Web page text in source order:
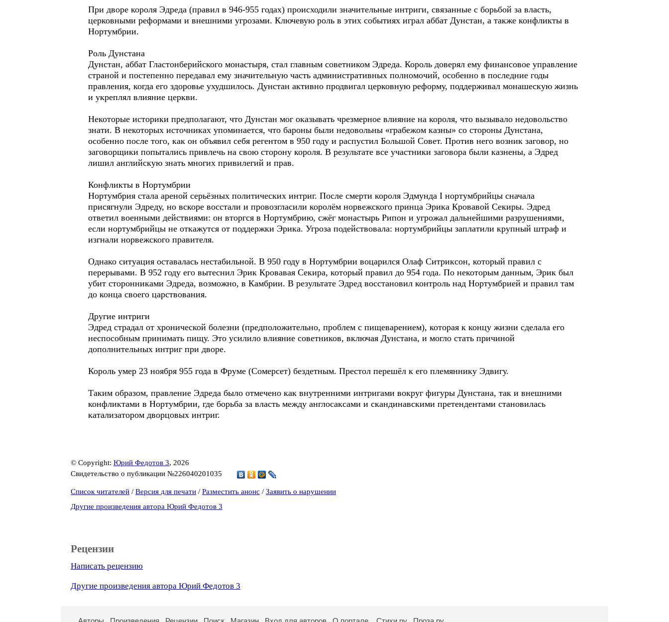
При дворе короля Эдреда (правил в 946-955 годах) происходили значительные интриги, связанные с борьбой за власть,
церковными реформами и внешними угрозами. Ключевую роль в этих событиях играл аббат Дунстан, а также конфликты в
Нортумбрии.
Роль Дунстана
Дунстан, аббат Гластонберийского монастыря, стал главным советником Эдреда. Король доверял ему финансовое управление
страной и постепенно передавал ему значительную часть административных полномочий, особенно в последние годы
правления, когда его здоровье ухудшилось. Дунстан активно продвигал церковную реформу, поддерживал монашескую жизнь
и укреплял влияние церкви.
Некоторые историки предполагают, что Дунстан мог оказывать чрезмерное влияние на короля, что вызывало недовольство
знати. В некоторых источниках упоминается, что бароны были недовольны «грабежом казны» со стороны Дунстана,
особенно после того, как он объявил себя регентом в 950 году и распустил Большой Совет. Против него возник заговор, но
заговорщики попытались привлечь на свою сторону короля. В результате все участники заговора были казнены, а Эдред
лишил английскую знать многих привилегий и прав.
Конфликты в Нортумбрии
Нортумбрия стала ареной серьёзных политических интриг. После смерти короля Эдмунда I нортумбрийцы сначала
присягнули Эдреду, но вскоре восстали и провозгласили королём норвежского принца Эрика Кровавой Секиры. Эдред
ответил военными действиями: он вторгся в Нортумбрию, сжёг монастырь Рипон и угрожал дальнейшими разрушениями,
если нортумбрийцы не откажутся от поддержки Эрика. Угроза подействовала: нортумбрийцы заплатили крупный штраф и
изгнали норвежского правителя.
Однако ситуация оставалась нестабильной. В 950 году в Нортумбрии воцарился Олаф Ситриксон, который правил с
перерывами. В 952 году его вытеснил Эрик Кровавая Секира, который правил до 954 года. По некоторым данным, Эрик был
убит сторонниками Эдреда, возможно, в Камбрии. В результате Эдред восстановил контроль над Нортумбрией и правил там
до конца своего царствования.
Другие интриги
Эдред страдал от хронической болезни (предположительно, проблем с пищеварением), которая к концу жизни сделала его
неспособным принимать пищу. Это усилило влияние советников, включая Дунстана, и могло стать причиной
дополнительных интриг при дворе.
Король умер 23 ноября 955 года в Фруме (Сомерсет) бездетным. Престол перешёл к его племяннику Эдвигу.
Таким образом, правление Эдреда было отмечено как внутренними интригами вокруг фигуры Дунстана, так и внешними
конфликтами в Нортумбрии, где борьба за власть между англосаксами и скандинавскими претендентами становилась
катализатором дворцовых интриг.
© Copyright: Юрий Федотов 3, 2026
Свидетельство о публикации №226040201035
Список читателей / Версия для печати / Разместить анонс / Заявить о нарушении
Другие произведения автора Юрий Федотов 3
Рецензии
Написать рецензию
Другие произведения автора Юрий Федотов 3